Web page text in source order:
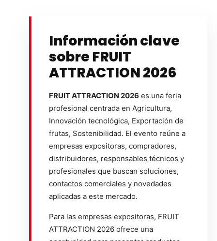
Información clave
sobre FRUIT
ATTRACTION 2026
FRUIT ATTRACTION 2026 es una feria
profesional centrada en Agricultura,
Innovación tecnológica, Exportación de
frutas, Sostenibilidad. El evento reúne a
empresas expositoras, compradores,
distribuidores, responsables técnicos y
profesionales que buscan soluciones,
contactos comerciales y novedades
aplicadas a este mercado.
Para las empresas expositoras, FRUIT
ATTRACTION 2026 ofrece una